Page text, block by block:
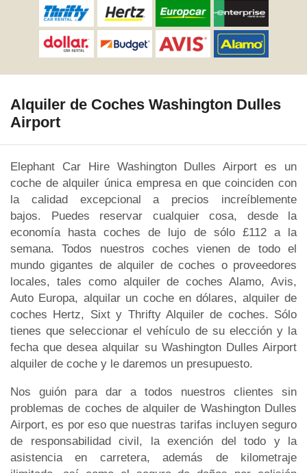
Alquiler de Coches Washington Dulles
Airport
Elephant Car Hire Washington Dulles Airport es un
coche de alquiler única empresa en que coinciden con
la calidad excepcional a precios increíblemente
bajos. Puedes reservar cualquier cosa, desde la
economía hasta coches de lujo de sólo £112 a la
semana. Todos nuestros coches vienen de todo el
mundo gigantes de alquiler de coches o proveedores
locales, tales como alquiler de coches Alamo, Avis,
Auto Europa, alquilar un coche en dólares, alquiler de
coches Hertz, Sixt y Thrifty Alquiler de coches. Sólo
tienes que seleccionar el vehículo de su elección y la
fecha que desea alquilar su Washington Dulles Airport
alquiler de coche y le daremos un presupuesto.
Nos guión para dar a todos nuestros clientes sin
problemas de coches de alquiler de Washington Dulles
Airport, es por eso que nuestras tarifas incluyen seguro
de responsabilidad civil, la exención del todo y la
asistencia en carretera, además de kilometraje